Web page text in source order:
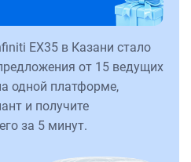
EX35 в Казани стало
от 15 ведущих
одной платформе,
и получите
за 5 минут.